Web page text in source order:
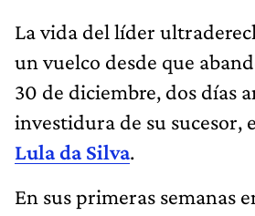
La vida del líder
un vuelco desde que
30 de diciembre, dos días
investidura de su sucesor,
Lula da Silva.
En sus primeras semanas